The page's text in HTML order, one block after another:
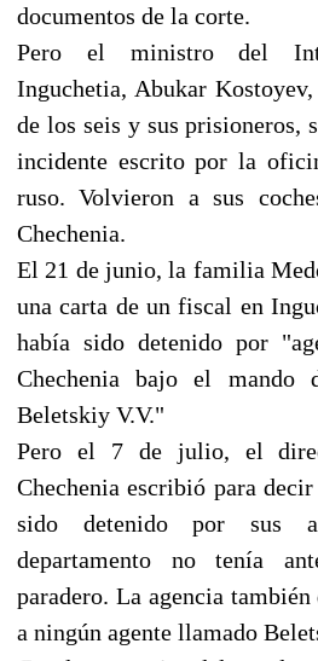
documentos de la corte.
Pero el ministro del
Inguchetia, Abukar
de los seis y sus prisioneros,
incidente escrito por la
ruso. Volvieron a sus
Chechenia.
El 21 de junio, la familia
una carta de un fiscal en
había sido detenido por
Chechenia bajo el mando
Beletskiy V.V."
Pero el 7 de julio, el
Chechenia escribió para
sido detenido por sus
departamento no tenía
paradero. La agencia
a ningún agente llamado